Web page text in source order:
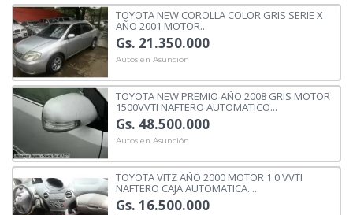
TOYOTA NEW COROLLA COLOR GRIS SERIE X
AÑO 2001 MOTOR...
Gs. 21.350.000
Autos en Asunción
TOYOTA NEW PREMIO AÑO 2008 GRIS MOTOR
1500VVTI NAFTERO AUTOMATICO...
Gs. 48.500.000
Autos en Asunción
TOYOTA VITZ AÑO 2000 MOTOR 1.0 VVTI
NAFTERO CAJA AUTOMATICA....
Gs. 16.500.000